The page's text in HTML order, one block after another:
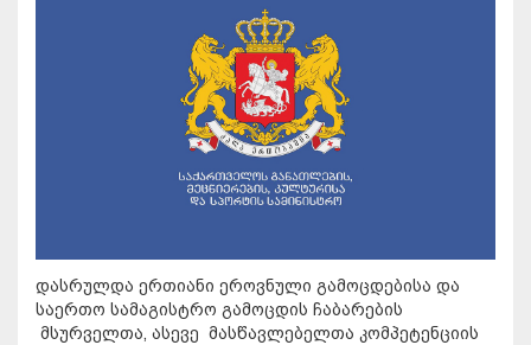
დასრულდა ერთიანი ეროვნული გამოცდებისა და
საერთო სამაგისტრო გამოცდის ჩაბარების
მსურველთა, ასევე მასწავლებელთა კომპეტენციის